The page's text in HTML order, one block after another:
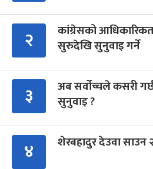
२
कांग्रेसको
सुरुदेखि सुनुवाइ गर्ने
३
अब सर्वोच्चले कसरी
सुनुवाइ ?
४ शेरबहादुर देउवा